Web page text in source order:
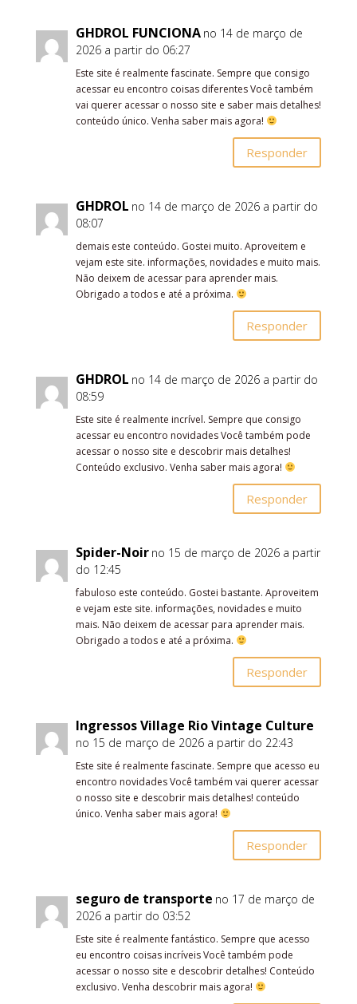
GHDROL FUNCIONA no 14 de março de
2026 a partir do 06:27
Este site é realmente fascinate. Sempre que consigo
acessar eu encontro coisas diferentes Você também
vai querer acessar o nosso site e saber mais detalhes!
conteúdo único. Venha saber mais agora!
Responder
GHDROL no 14 de março de 2026 a partir do
08:07
demais este conteúdo. Gostei muito. Aproveitem e
vejam este site. informações, novidades e muito mais.
Não deixem de acessar para aprender mais.
Obrigado a todos e até a próxima.
Responder
GHDROL no 14 de março de 2026 a partir do
08:59
Este site é realmente incrível. Sempre que consigo
acessar eu encontro novidades Você também pode
acessar o nosso site e descobrir mais detalhes!
Conteúdo exclusivo. Venha saber mais agora!
Responder
Spider-Noir no 15 de março de 2026 a partir
do 12:45
fabuloso este conteúdo. Gostei bastante. Aproveitem
e vejam este site. informações, novidades e muito
mais. Não deixem de acessar para aprender mais.
Obrigado a todos e até a próxima.
Responder
Ingressos Village Rio Vintage Culture
no 15 de março de 2026 a partir do 22:43
Este site é realmente fascinate. Sempre que acesso eu
encontro novidades Você também vai querer acessar
o nosso site e descobrir mais detalhes! conteúdo
único. Venha saber mais agora!
Responder
seguro de transporte no 17 de março de
2026 a partir do 03:52
Este site é realmente fantástico. Sempre que acesso
eu encontro coisas incríveis Você também pode
acessar o nosso site e descobrir detalhes! Conteúdo
exclusivo. Venha descobrir mais agora!